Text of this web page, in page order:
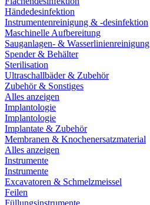
Händedesinfektion
Instrumentenreinigung & -desinfektion
Maschinelle Aufbereitung
Sauganlagen- & Wasserlinienreinigung
Spender & Behälter
Sterilisation
Ultraschallbäder & Zubehör
Zubehör & Sonstiges
Alles anzeigen
Implantologie
Implantologie
Implantate & Zubehör
Membranen & Knochenersatzmaterial
Alles anzeigen
Instrumente
Instrumente
Excavatoren & Schmelzmeissel
Feilen
Füllungsinstrumente